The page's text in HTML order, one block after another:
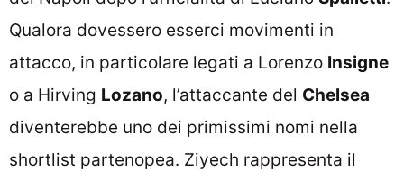
Qualora dovessero esserci movimenti in
attacco, in particolare legati a Lorenzo Insigne
o a Hirving Lozano, l’attaccante del Chelsea
diventerebbe uno dei primissimi nomi nella
shortlist partenopea. Ziyech rappresenta il